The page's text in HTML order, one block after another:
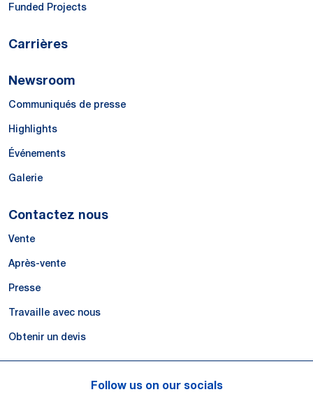
Funded Projects
Carrières
Newsroom
Communiqués de presse
Highlights
Événements
Galerie
Contactez nous
Vente
Après-vente
Presse
Travaille avec nous
Obtenir un devis
Follow us on our socials